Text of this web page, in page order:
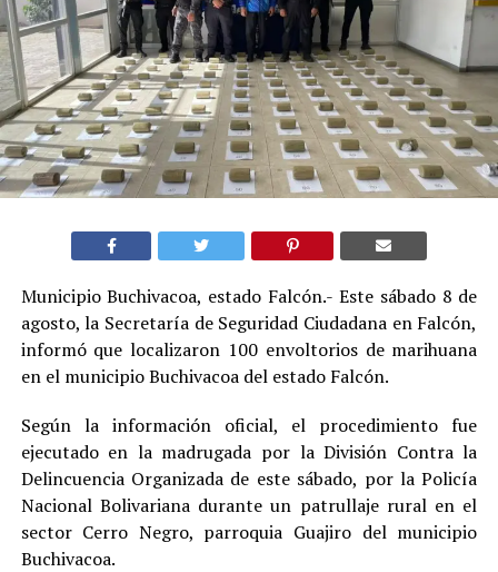
Municipio Buchivacoa, estado Falcón.- Este sábado 8 de
agosto, la Secretaría de Seguridad Ciudadana en Falcón,
informó que localizaron 100 envoltorios de marihuana
en el municipio Buchivacoa del estado Falcón.
Según la información oficial, el procedimiento fue
ejecutado en la madrugada por la División Contra la
Delincuencia Organizada de este sábado, por la Policía
Nacional Bolivariana durante un patrullaje rural en el
sector Cerro Negro, parroquia Guajiro del municipio
Buchivacoa.